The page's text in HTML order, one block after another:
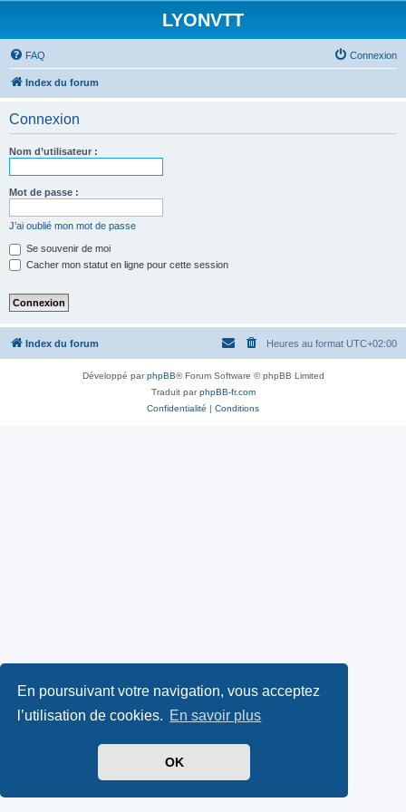
En poursuivant votre navigation, vous acceptez
l’utilisation de cookies. En savoir plus
OK
LYONVTT
FAQ Connexion
Index du forum
Connexion
Nom d’utilisateur :
Mot de passe :
J’ai oublié mon mot de passe
Se souvenir de moi
Cacher mon statut en ligne pour cette session
Index du forum Heures au format UTC+02:00
Développé parphpBB® Forum Software © phpBB Limited
Traduit parphpBB-fr.com
Confidentialité | Conditions